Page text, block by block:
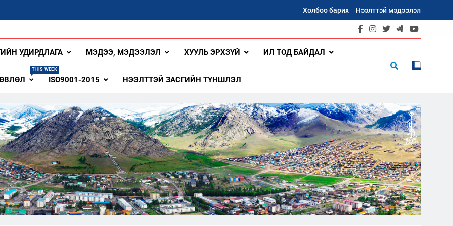
Холбоо барих Нээлттэй мэдээлэл
Аймаг
УДИРДЛАГА МЭДЭЭ, МЭДЭЭЛЭЛ ХУУЛЬ ЭРХЗҮЙ ИЛ ТОД БАЙДАЛ
THIS WEEK
ISO9001-2015 НЭЭЛТТЭЙ ЗАСГИЙН ТҮНШЛЭЛ